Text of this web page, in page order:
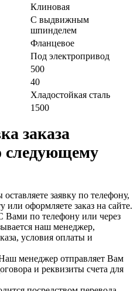
Клиновая
С выдвижным
шпинделем
Фланцевое
Под электропривод
500
40
Хладостойкая сталь
1500
заказа
следующему
заявку по телефону,
или оформляете заказ на сайте.
Вами по телефону или через
наш менеджер,
условия оплаты и
менеджер отправляет Вам
и реквизиты счета для